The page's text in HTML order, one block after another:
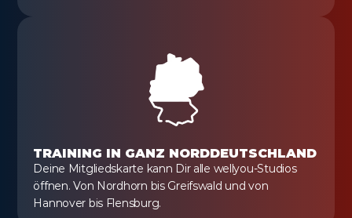
TRAINING IN GANZ NORDDEUTSCHLAND
Deine Mitgliedskarte kann Dir alle wellyou-Studios
öffnen. Von Nordhorn bis Greifswald und von
Hannover bis Flensburg.